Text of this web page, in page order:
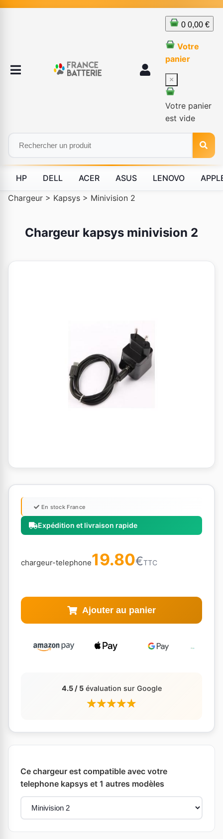
0 0,00 €
Votre
panier
×
Votre panier
est vide
HP DELL ACER ASUS LENOVO
Chargeur > Kapsys > Minivision 2
Chargeur kapsys minivision 2
Expédition et livraison rapide
En stock France
chargeur-telephone19.80€TTC
Ajouter au panier
4.5 / 5évaluation sur Google
Ce chargeur est compatible avec votre
telephone kapsys et 1 autres modèles